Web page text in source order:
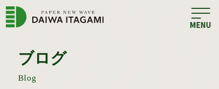
ブログ
Blog